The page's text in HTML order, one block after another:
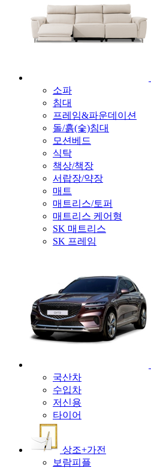
소파
침대
프레임&파운데이션
돌/흙(숯)침대
모션베드
식탁
책상/책장
서랍장/약장
매트
매트리스/토퍼
매트리스 케어형
SK 매트리스
SK 프레임
국산차
수입차
저신용
타이어
상조+가전
보람피플